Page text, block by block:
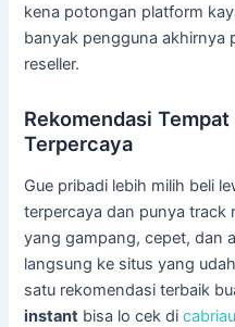
kena potongan platform
banyak pengguna akhirnya
reseller.
Rekomendasi
Terpercaya
Gue pribadi lebih milih beli
terpercaya dan punya track
yang gampang, cepet, dan
langsung ke situs yang
satu rekomendasi terbaik
instant bisa lo cek di